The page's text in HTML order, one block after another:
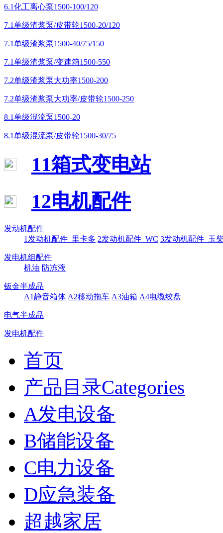
6.1化工离心泵1500-100/120
7.1单级渣浆泵/皮带轮1500-20/120
7.1单级渣浆泵1500-40/75/150
7.1单级渣浆泵/变速箱1500-550
7.2单级渣浆泵大功率1500-200
7.2单级渣浆泵大功率/皮带轮1500-250
8.1单级混流泵1500-20
8.1单级混流泵/皮带轮1500-30/75
11箱式变电站
12电机配件
发动机配件
1发动机配件_里卡多 2发动机配件_WC 3发动机配件_玉
发电机组配件
机油 防冻液
钣金半成品
A1静音箱体 A2移动拖车 A3油箱 A4电缆绞盘
电气半成品
发电机配件
首页
产品目录Categories
A发电设备
B储能设备
C电力设备
D应急装备
超越家居